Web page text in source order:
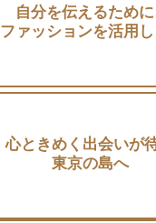
自分を伝えるために
ファッションを活用
心ときめく出会いが
東京の島へ